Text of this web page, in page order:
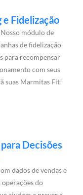
Fidelização
módulo de
de fidelização
para recompensar
com seus
suas Marmitas Fit!
Decisões
dados de vendas e
do